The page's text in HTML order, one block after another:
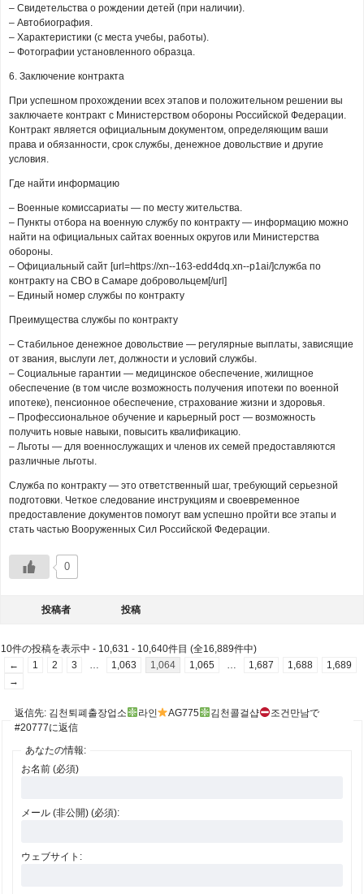
– Свидетельства о рождении детей (при наличии).
– Автобиография.
– Характеристики (с места учебы, работы).
– Фотографии установленного образца.
6. Заключение контракта
При успешном прохождении всех этапов и положительном решении вы
заключаете контракт с Министерством обороны Российской Федерации.
Контракт является официальным документом, определяющим ваши
права и обязанности, срок службы, денежное довольствие и другие
условия.
Где найти информацию
– Военные комиссариаты — по месту жительства.
– Пункты отбора на военную службу по контракту — информацию можно
найти на официальных сайтах военных округов или Министерства
обороны.
– Официальный сайт [url=https://xn--163-edd4dq.xn--p1ai/]служба по
контракту на СВО в Самаре добровольцем[/url]
– Единый номер службы по контракту
Преимущества службы по контракту
– Стабильное денежное довольствие — регулярные выплаты, зависящие
от звания, выслуги лет, должности и условий службы.
– Социальные гарантии — медицинское обеспечение, жилищное
обеспечение (в том числе возможность получения ипотеки по военной
ипотеке), пенсионное обеспечение, страхование жизни и здоровья.
– Профессиональное обучение и карьерный рост — возможность
получить новые навыки, повысить квалификацию.
– Льготы — для военнослужащих и членов их семей предоставляются
различные льготы.
Служба по контракту — это ответственный шаг, требующий серьезной
подготовки. Четкое следование инструкциям и своевременное
предоставление документов помогут вам успешно пройти все этапы и
стать частью Вооруженных Сил Российской Федерации.
0
投稿者 投稿
10件の投稿を表示中 - 10,631 - 10,640件目 (全16,889件中)
←
1 2 3 … 1,063 1,064 1,065 … 1,687 1,688
1,689
→
返信先: 김천퇴폐출장업소 라인 AG775 김천콜걸샵
조건만남で
#20777に返信
あなたの情報:
お名前 (必須)
メール (非公開) (必須):
ウェブサイト: